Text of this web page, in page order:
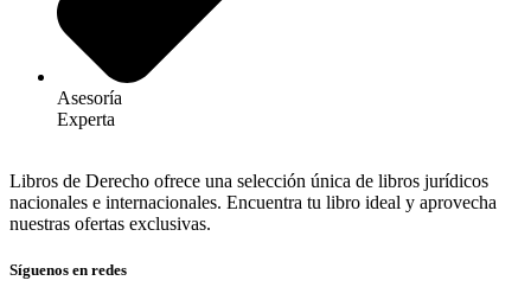
Asesoría
Experta
Libros de Derecho ofrece una selección única de libros jurídicos
nacionales e internacionales. Encuentra tu libro ideal y aprovecha
nuestras ofertas exclusivas.
Síguenos en redes